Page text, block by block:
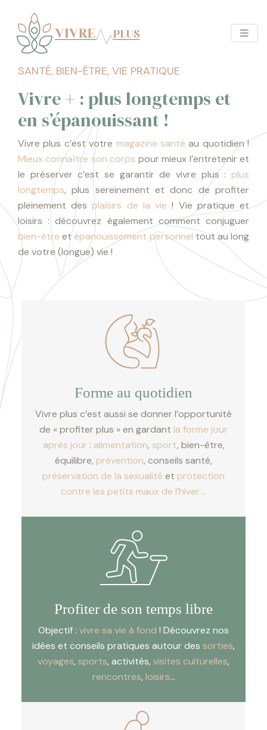
SANTÉ, BIEN-ÊTRE, VIE PRATIQUE
Vivre + : plus longtemps et
en s’épanouissant !
Vivre plus c’est votre magazine santé au quotidien !
Mieux connaître son corps pour mieux l’entretenir et
le préserver c’est se garantir de vivre plus : plus
longtemps, plus sereinement et donc de profiter
pleinement desplaisirs de la vie ! Vie pratique et
loisirs : découvrez également comment conjuguer
bien-être etépanouissement personnel tout au long
de votre (longue) vie !
Forme au quotidien
Vivre plus c’est aussi se donner l’opportunité
de « profiter plus » en gardant la forme jour
après jour : alimentation, sport, bien-être,
équilibre, prévention, conseils santé,
préservation de la sexualité et protection
contre les petits maux de l’hiver.…
Profiter de son temps libre
Objectif : vivre sa vie à fond ! Découvrez nos
idées et conseils pratiques autour des sorties,
voyages, sports, activités, visites culturelles,
rencontres, loisirs…